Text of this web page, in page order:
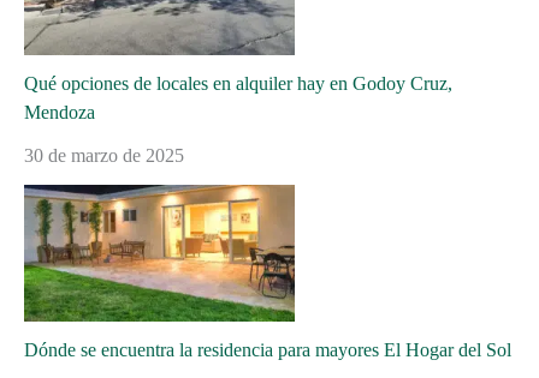
Qué opciones de locales en alquiler hay en Godoy Cruz,
Mendoza
30 de marzo de 2025
Dónde se encuentra la residencia para mayores El Hogar del Sol